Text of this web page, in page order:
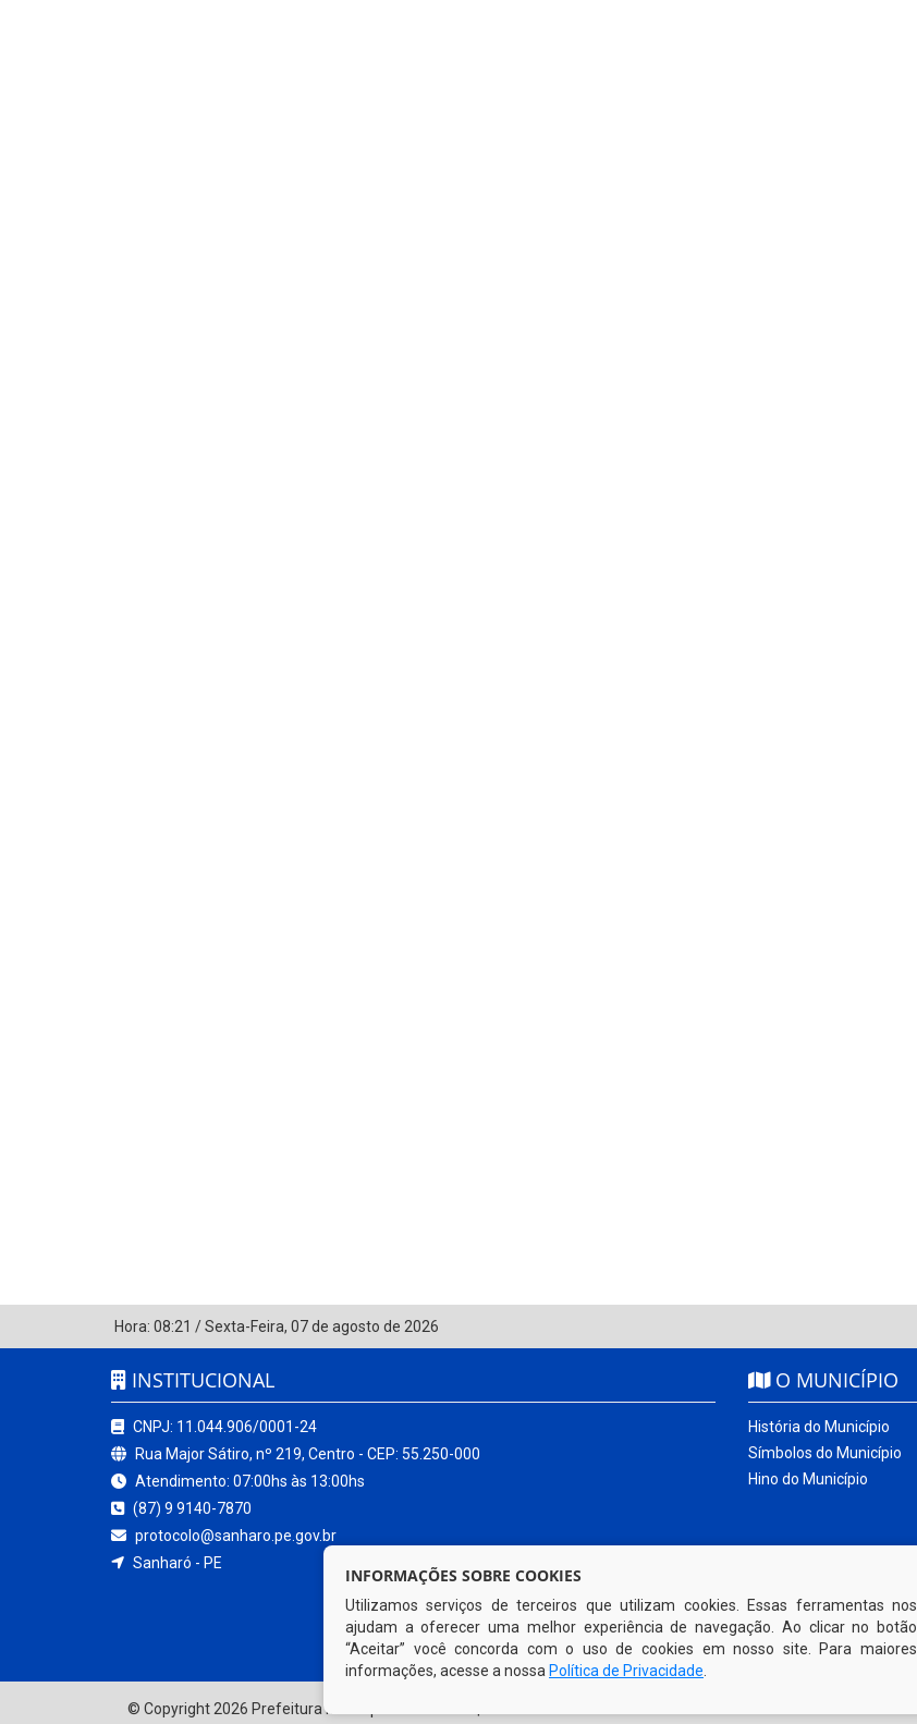
Hora: 08:21 /Sexta-Feira, 07 de agosto de 2026
INSTITUCIONAL
CNPJ: 11.044.906/0001-24
Rua Major Sátiro, nº 219, Centro - CEP: 55.250-000
Atendimento: 07:00hs às 13:00hs
(87) 9 9140-7870
protocolo@sanharo.pe.gov.br
Sanharó - PE
O MUNICÍPIO
História do Município
Símbolos do Município
Hino do Município
© Copyright 2026 Prefeitura Municipal de Sanharó | Todos os direitos reservados
INFORMAÇÕES SOBRE COOKIES
Utilizamos serviços de terceiros que utilizam cookies. Essas ferramentas nos
ajudam a oferecer uma melhor experiência de navegação. Ao clicar no botão
“Aceitar” você concorda com o uso de cookies em nosso site. Para maiores
informações, acesse a nossa Política de Privacidade